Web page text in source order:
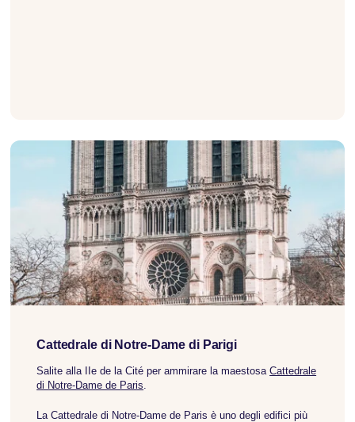
Cattedrale di Notre-Dame di Parigi
Salite alla IIe de la Cité per ammirare la maestosaCattedrale
di Notre-Dame de Paris.
La Cattedrale di Notre-Dame de Paris è uno degli edifici più